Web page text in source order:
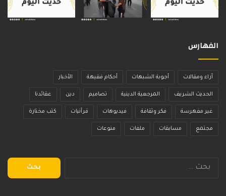
الفهارس
آراء ومقالات أجوبة الشبهات أحكام فقيهة الأخبار
الحديث الشريف المرجعية الدينية تصاميم دين عقائدنا
غير مفهرسة فكر وثقافة فيديوهات قرآنيات كتب مختارة
مجتمع مسابقات ملفات منوعات
البحث